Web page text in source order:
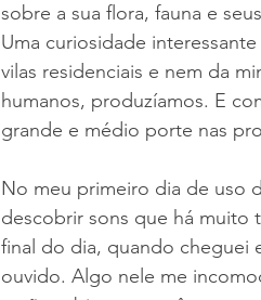
sobre a sua flora, fauna e
Uma curiosidade
vilas residenciais e nem da
humanos, produzíamos. E
grande e médio porte nas
No meu primeiro dia de uso
descobrir sons que há muito
final do dia, quando cheguei
ouvido. Algo nele me